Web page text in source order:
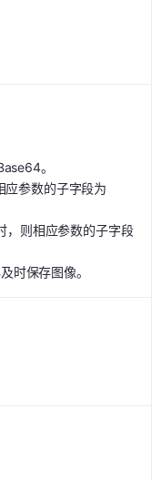
。
应参数的子字段为
，则相应参数的子字段
时保存图像。